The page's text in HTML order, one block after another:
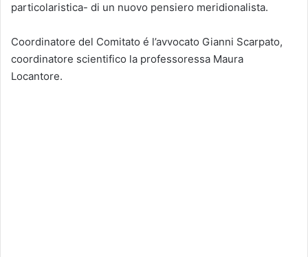
particolaristica- di un nuovo pensiero meridionalista.
Coordinatore del Comitato é l’avvocato Gianni Scarpato,
coordinatore scientifico la professoressa Maura
Locantore.